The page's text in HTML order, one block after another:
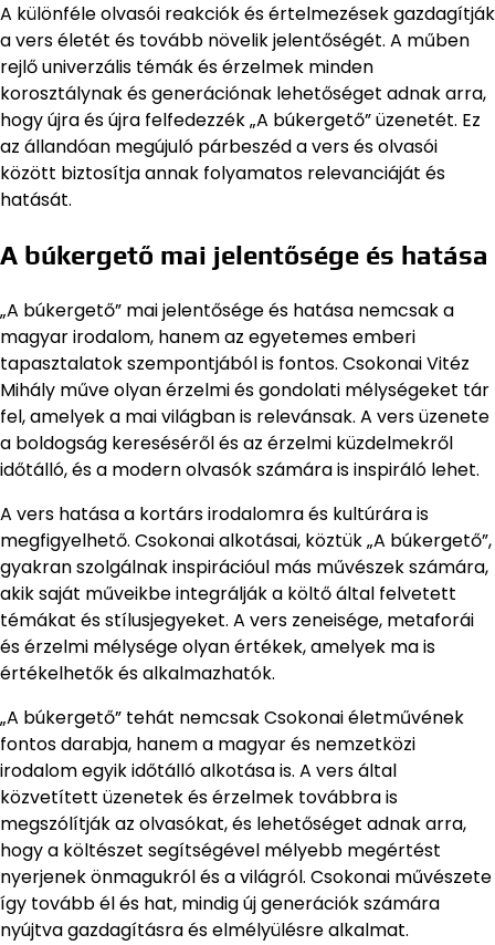
A különféle olvasói reakciók és értelmezések gazdagítják
a vers életét és tovább növelik jelentőségét. A műben
rejlő univerzális témák és érzelmek minden
korosztálynak és generációnak lehetőséget adnak arra,
hogy újra és újra felfedezzék „A búkergető” üzenetét. Ez
az állandóan megújuló párbeszéd a vers és olvasói
között biztosítja annak folyamatos relevanciáját és
hatását.
A búkergető mai jelentősége és hatása
„A búkergető” mai jelentősége és hatása nemcsak a
magyar irodalom, hanem az egyetemes emberi
tapasztalatok szempontjából is fontos. Csokonai Vitéz
Mihály műve olyan érzelmi és gondolati mélységeket tár
fel, amelyek a mai világban is relevánsak. A vers üzenete
a boldogság kereséséről és az érzelmi küzdelmekről
időtálló, és a modern olvasók számára is inspiráló lehet.
A vers hatása a kortárs irodalomra és kultúrára is
megfigyelhető. Csokonai alkotásai, köztük „A búkergető”,
gyakran szolgálnak inspirációul más művészek számára,
akik saját műveikbe integrálják a költő által felvetett
témákat és stílusjegyeket. A vers zeneisége, metaforái
és érzelmi mélysége olyan értékek, amelyek ma is
értékelhetők és alkalmazhatók.
„A búkergető” tehát nemcsak Csokonai életművének
fontos darabja, hanem a magyar és nemzetközi
irodalom egyik időtálló alkotása is. A vers által
közvetített üzenetek és érzelmek továbbra is
megszólítják az olvasókat, és lehetőséget adnak arra,
hogy a költészet segítségével mélyebb megértést
nyerjenek önmagukról és a világról. Csokonai művészete
így tovább él és hat, mindig új generációk számára
nyújtva gazdagításra és elmélyülésre alkalmat.